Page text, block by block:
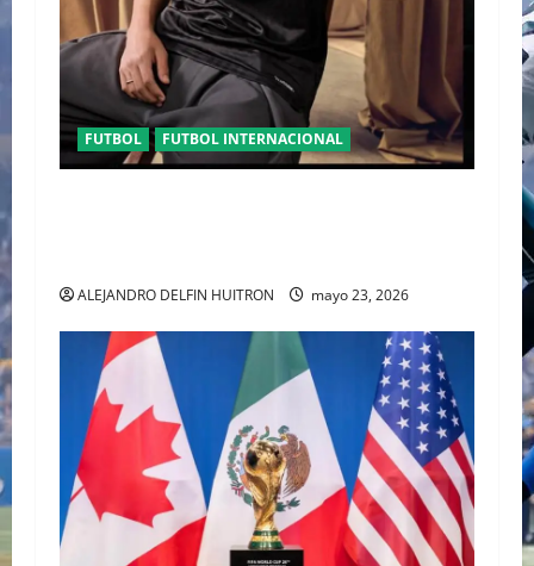
FUTBOL FUTBOL INTERNACIONAL
ALEJANDRO DELFIN HUITRON mayo 23, 2026